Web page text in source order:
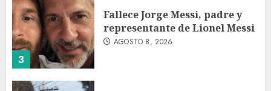
3
Fallece Jorge Messi, padre y
representante de Lionel Messi
AGOSTO 8, 2026